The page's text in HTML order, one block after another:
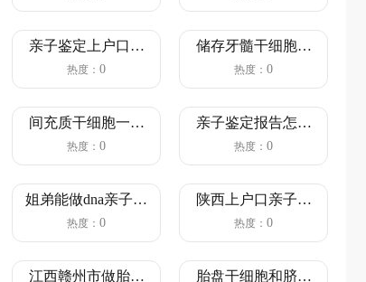
亲子鉴定上户口流
程和情况（鉴定行
热度： 0
储存牙髓干细胞哪
家好？干细胞储存
热度： 0
间充质干细胞一针
价格是多少？（间
热度： 0
亲子鉴定报告怎么
看？（看完就明白
热度： 0
姐弟能做dna亲子鉴
定吗?亲缘关系鉴定
热度： 0
陕西上户口亲子鉴
定流程（陕西上户
热度： 0
江西赣州市做胎儿
胎盘干细胞和脐带